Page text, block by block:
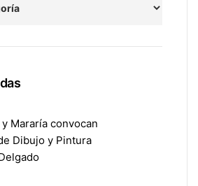
Mararía convocan
Dibujo y Pintura